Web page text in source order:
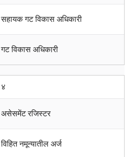
सहायक गट विकास अधिकारी
गट विकास अधिकारी
४
असेसमेंट रजिस्टर
विहित नमून्यातील अर्ज